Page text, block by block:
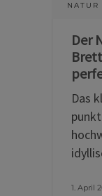
Der
Das
1. April